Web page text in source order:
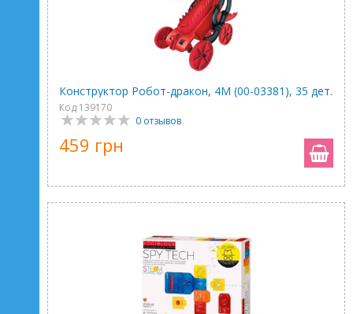
Конструктор Робот-дракон, 4М (00-03381), 35 дет.
Код 139170
0 отзывов
459 грн